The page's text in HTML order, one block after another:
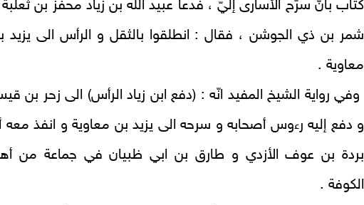
كتاب بانّ سرّح الأسارى إليّ ، فدعا عبيد اللّه بن زياد محفز بن
شمر بن ذي الجوشن ، فقال : انطلقوا بالثقل و الرأس الى يزيد
معاوية .
وفي رواية الشيخ المفيد انّه : (دفع ابن زياد الرأس) الى زحر بن
و دفع إليه رءوس أصحابه و سرحه الى يزيد بن معاوية و انفذ معه
بردة بن عوف الأزدي و طارق بن ابي‏ ظبيان في جماعة من
الكوفة .